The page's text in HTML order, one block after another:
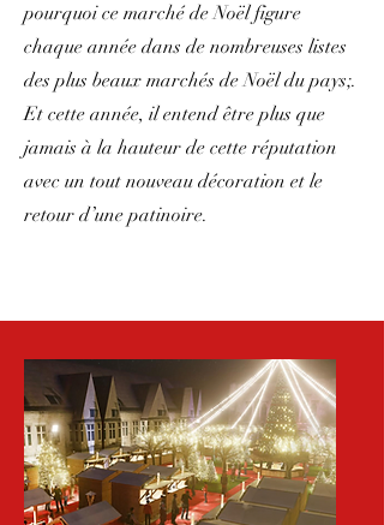
pourquoi ce marché de Noël figure
chaque année dans de nombreuses listes
des plus beaux marchés de Noël du pays;.
Et cette année, il entend être plus que
jamais à la hauteur de cette réputation
avec un tout nouveau décoration et le
retour d’une patinoire.